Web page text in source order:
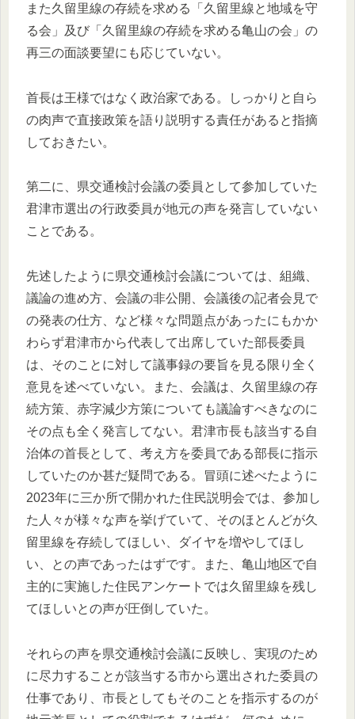
また久留里線の存続を求める「久留里線と地域を守
る会」及び「久留里線の存続を求める亀山の会」の
再三の面談要望にも応じていない。
首長は王様ではなく政治家である。しっかりと自ら
の肉声で直接政策を語り説明する責任があると指摘
しておきたい。
第二に、県交通検討会議の委員として参加していた
君津市選出の行政委員が地元の声を発言していない
ことである。
先述したように県交通検討会議については、組織、
議論の進め方、会議の非公開、会議後の記者会見で
の発表の仕方、など様々な問題点があったにもかか
わらず君津市から代表して出席していた部長委員
は、そのことに対して議事録の要旨を見る限り全く
意見を述べていない。また、会議は、久留里線の存
続方策、赤字減少方策についても議論すべきなのに
その点も全く発言してない。君津市長も該当する自
治体の首長として、考え方を委員である部長に指示
していたのか甚だ疑問である。冒頭に述べたように
2023年に三か所で開かれた住民説明会では、参加し
た人々が様々な声を挙げていて、そのほとんどが久
留里線を存続してほしい、ダイヤを増やしてほし
い、との声であったはずです。また、亀山地区で自
主的に実施した住民アンケートでは久留里線を残し
てほしいとの声が圧倒していた。
それらの声を県交通検討会議に反映し、実現のため
に尽力することが該当する市から選出された委員の
仕事であり、市長としてもそのことを指示するのが